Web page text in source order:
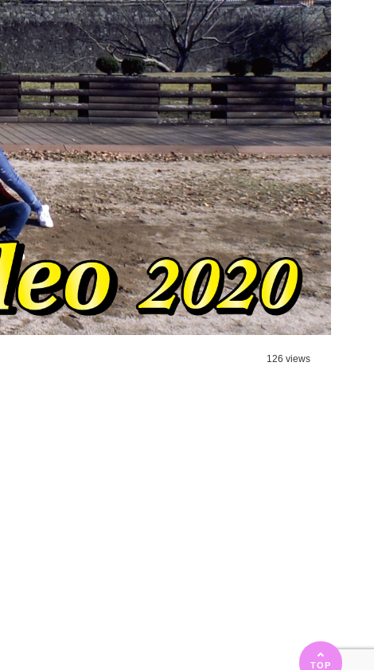
126 views